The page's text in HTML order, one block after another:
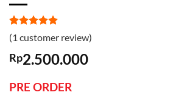
Rated5
out of 5
based on
1
customer
(1 customer review)
Rp2.500.000
PRE ORDER